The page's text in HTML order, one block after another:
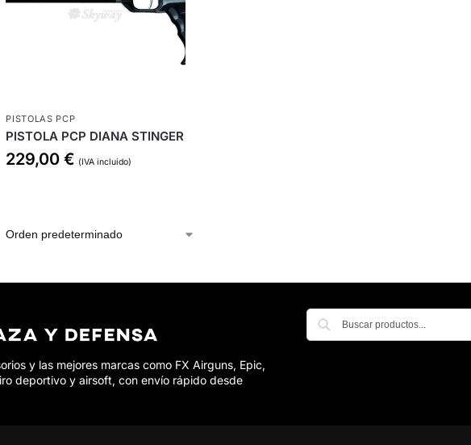
PISTOLAS PCP
PISTOLA PCP DIANA STINGER
229,00€ (IVA incluido)
y las mejores marcas como FX Airguns, Epic,
deportivo y airsoft, con envío rápido desde